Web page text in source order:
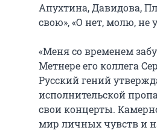
Апухтина, Давидова,
свою», «О нет, молю, не
«Меня со временем
Метнере его коллега
Русский гений
исполнительской
свои концерты.
мир личных чувств и